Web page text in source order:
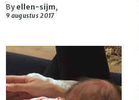
By ellen-sijm,
9 augustus 2017